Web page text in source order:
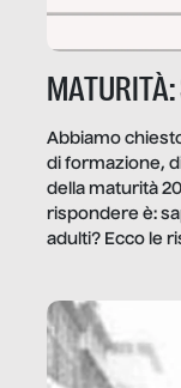
MATURITÀ:
Abbiamo
di formazione,
della maturità
rispondere è:
adulti? Ecco le